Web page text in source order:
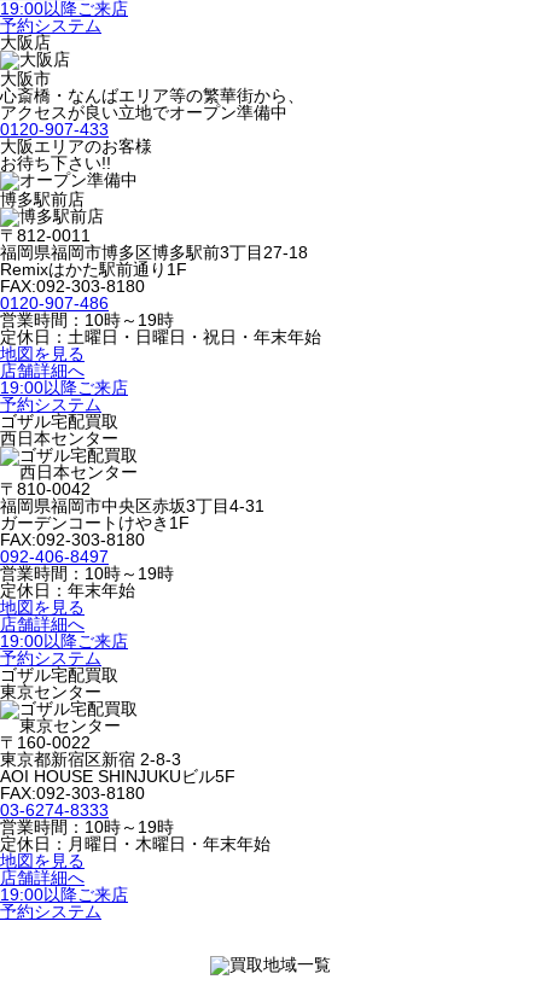
19:00以降ご来店
予約システム
大阪店
大阪市
心斎橋・なんばエリア等の繁華街から、
アクセスが良い立地でオープン準備中
0120-907-433
大阪エリアのお客様
お待ち下さい!!
博多駅前店
〒812-0011
福岡県福岡市博多区博多駅前3丁目27-18
Remixはかた駅前通り1F
FAX:092-303-8180
0120-907-486
営業時間：10時～19時
定休日：土曜日・日曜日・祝日・年末年始
地図を見る
店舗詳細へ
19:00以降ご来店
予約システム
ゴザル宅配買取
西日本センター
〒810-0042
福岡県福岡市中央区赤坂3丁目4-31
ガーデンコートけやき1F
FAX:092-303-8180
092-406-8497
営業時間：10時～19時
定休日：年末年始
地図を見る
店舗詳細へ
19:00以降ご来店
予約システム
ゴザル宅配買取
東京センター
〒160-0022
東京都新宿区新宿 2-8-3
AOI HOUSE SHINJUKUビル5F
FAX:092-303-8180
03-6274-8333
営業時間：10時～19時
定休日：月曜日・木曜日・年末年始
地図を見る
店舗詳細へ
19:00以降ご来店
予約システム